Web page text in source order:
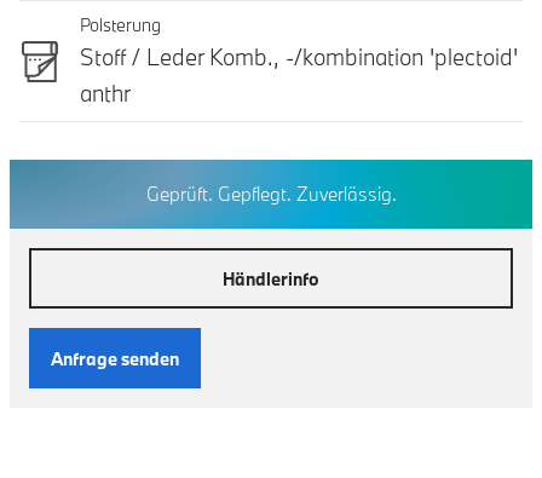
Polsterung
Stoff / Leder Komb., -/kombination 'plectoid'
anthr
Geprüft. Gepflegt. Zuverlässig.
Händlerinfo
Anfrage senden